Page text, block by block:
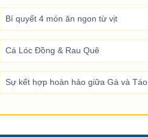
Bí quyết 4 món ăn ngon từ vịt
Cá Lóc Đồng & Rau Quê
Sự kết hợp hoàn hảo giữa Gà và Táo